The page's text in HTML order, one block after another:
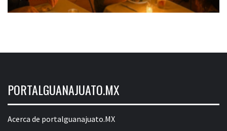
PORTALGUANAJUATO.MX
Acerca de portalguanajuato.MX